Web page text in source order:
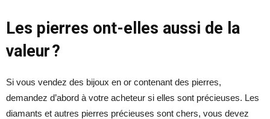
Les pierres ont-elles aussi de la
valeur ?
Si vous vendez des bijoux en or contenant des pierres,
demandez d’abord à votre acheteur si elles sont précieuses. Les
diamants et autres pierres précieuses sont chers, vous devez